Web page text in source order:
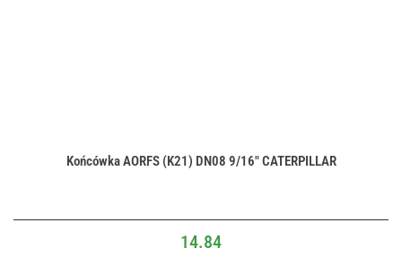
Końcówka AORFS (K21) DN08 9/16" CATERPILLAR
14.84